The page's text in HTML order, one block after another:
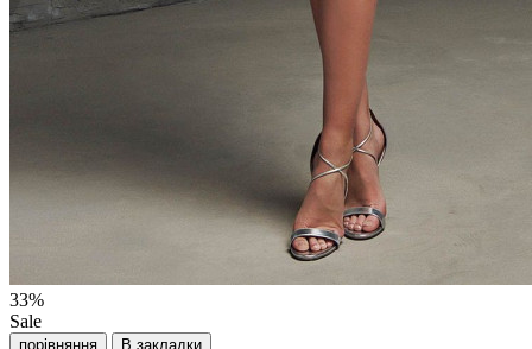
33%
Sale
порівняння В закладки